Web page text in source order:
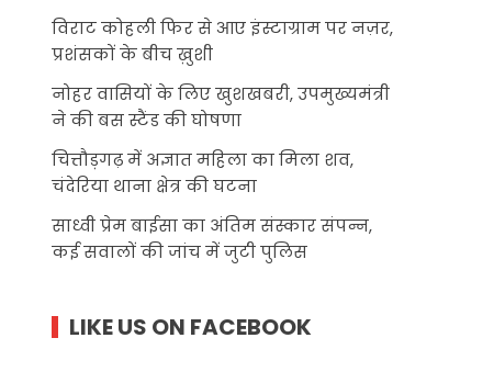
विराट कोहली फिर से आए इंस्टाग्राम पर नज़र,
प्रशंसकों के बीच ख़ुशी
नोहर वासियों के लिए खुशखबरी, उपमुख्यमंत्री
ने की बस स्टैंड की घोषणा
चित्तौड़गढ़ में अज्ञात महिला का मिला शव,
चंदेरिया थाना क्षेत्र की घटना
साध्वी प्रेम बाईसा का अंतिम संस्कार संपन्न,
कई सवालों की जांच में जुटी पुलिस
LIKE US ON FACEBOOK